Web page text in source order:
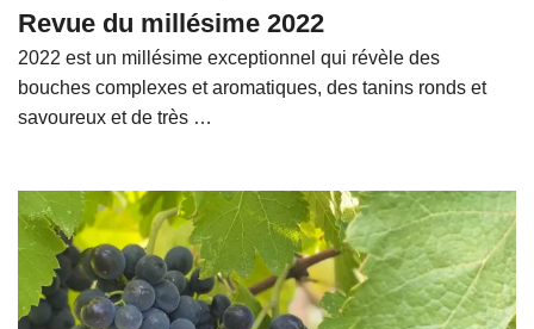
Revue du millésime 2022
2022 est un millésime exceptionnel qui révèle des
bouches complexes et aromatiques, des tanins ronds et
savoureux et de très …